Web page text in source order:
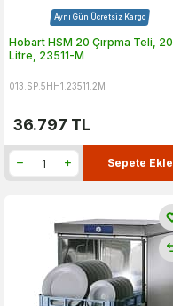
Aynı Gün Ücretsiz Kargo
Hobart HSM 20 Çırpma Teli, 20
Litre, 23511-M
013.SP.5HH1.23511.2M
36.797 TL
Sepete Ekle